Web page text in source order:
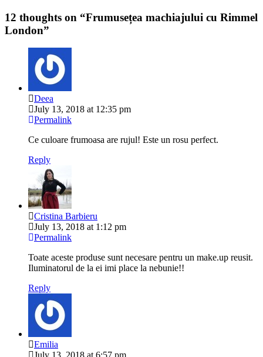
12 thoughts on “Frumusețea machiajului cu Rimmel
London”
Deea
July 13, 2018 at 12:35 pm
Permalink
Ce culoare frumoasa are rujul! Este un rosu perfect.
Reply
Cristina Barbieru
July 13, 2018 at 1:12 pm
Permalink
Toate aceste produse sunt necesare pentru un make.up reusit.
Iluminatorul de la ei imi place la nebunie!!
Reply
Emilia